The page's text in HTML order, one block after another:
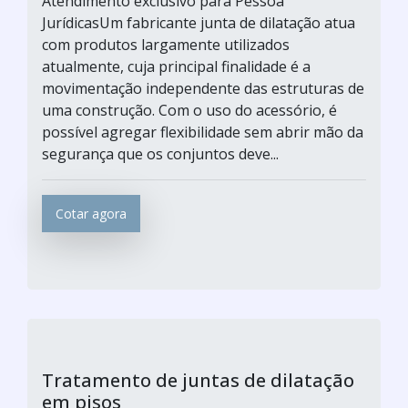
JurídicasUm fabricante junta de dilatação atua
com produtos largamente utilizados
atualmente, cuja principal finalidade é a
movimentação independente das estruturas de
uma construção. Com o uso do acessório, é
possível agregar flexibilidade sem abrir mão da
segurança que os conjuntos deve...
Cotar agora
Tratamento de juntas de dilatação
em pisos